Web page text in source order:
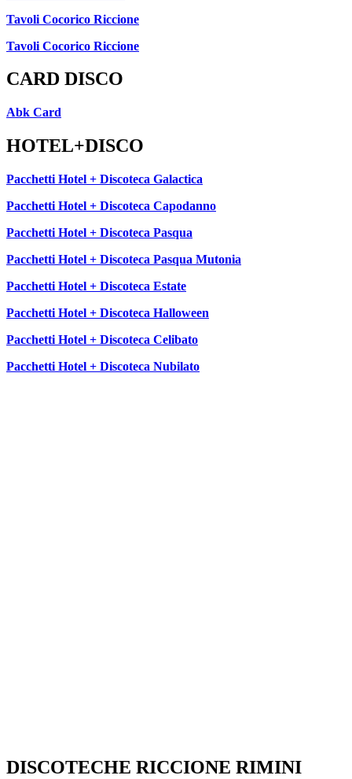
Tavoli Cocorico Riccione
Tavoli Cocorico Riccione
CARD DISCO
Abk Card
HOTEL+DISCO
Pacchetti Hotel + Discoteca Galactica
Pacchetti Hotel + Discoteca Capodanno
Pacchetti Hotel + Discoteca Pasqua
Pacchetti Hotel + Discoteca Pasqua Mutonia
Pacchetti Hotel + Discoteca Estate
Pacchetti Hotel + Discoteca Halloween
Pacchetti Hotel + Discoteca Celibato
Pacchetti Hotel + Discoteca Nubilato
DISCOTECHE RICCIONE RIMINI